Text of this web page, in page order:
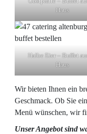
Haus
Halbe Eier – Buffet
Haus
Wir bieten Ihnen ein
Geschmack. Ob Sie
Menü wünschen, wir
Unser Angebot sind